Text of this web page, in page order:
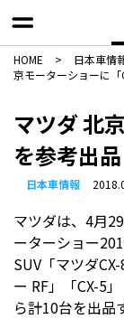
HOME > 日本車情
京モーターショーに
マツダ 北
を参考出品
日本車情報​
マツダは、4月
ーターショー
SUV「マツダ
ー RF」「CX-5
ら計10台を出品